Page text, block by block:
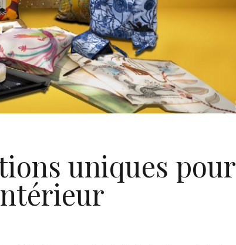
uniques pour